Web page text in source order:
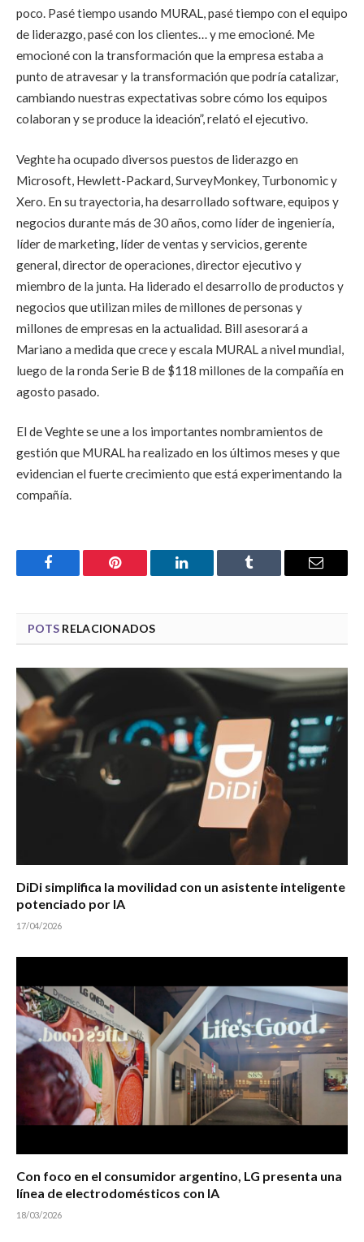
poco. Pasé tiempo usando MURAL, pasé tiempo con el equipo
de liderazgo, pasé con los clientes… y me emocioné. Me
emocioné con la transformación que la empresa estaba a
punto de atravesar y la transformación que podría catalizar,
cambiando nuestras expectativas sobre cómo los equipos
colaboran y se produce la ideación”, relató el ejecutivo.
Veghte ha ocupado diversos puestos de liderazgo en
Microsoft, Hewlett-Packard, SurveyMonkey, Turbonomic y
Xero. En su trayectoria, ha desarrollado software, equipos y
negocios durante más de 30 años, como líder de ingeniería,
líder de marketing, líder de ventas y servicios, gerente
general, director de operaciones, director ejecutivo y
miembro de la junta. Ha liderado el desarrollo de productos y
negocios que utilizan miles de millones de personas y
millones de empresas en la actualidad. Bill asesorará a
Mariano a medida que crece y escala MURAL a nivel mundial,
luego de la ronda Serie B de $118 millones de la compañía en
agosto pasado.
El de Veghte se une a los importantes nombramientos de
gestión que MURAL ha realizado en los últimos meses y que
evidencian el fuerte crecimiento que está experimentando la
compañía.
Facebook Pinterest LinkedIn Tumblr Email
POTS RELACIONADOS
DiDi simplifica la movilidad con un asistente inteligente
potenciado por IA
17/04/2026
Con foco en el consumidor argentino, LG presenta una
línea de electrodomésticos con IA
18/03/2026